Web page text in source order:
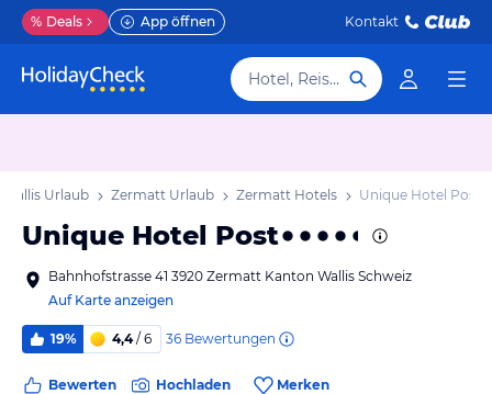
% Deals App öffnen Kontakt
Hotel, Reiseziel
Urlaub Zermatt Urlaub Zermatt Hotels Unique Hotel Post
Unique Hotel Post
Bahnhofstrasse 41 3920 Zermatt Kanton Wallis Schweiz
Auf Karte anzeigen
19% 4,4/ 6 36 Bewertungen
Bewerten Hochladen Merken